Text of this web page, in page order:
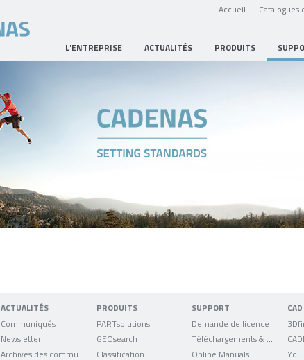
Accueil Catalogues
L'ENTREPRISE ACTUALITÉS PRODUITS
ACTUALITÉS
Communiqués
Newsletter
PRODUITS
PARTsolutions
GEOsearch
Classification
SUPPORT
Demande de licence
Online Manuals